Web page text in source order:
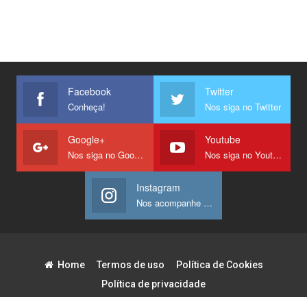
Facebook
Conheça!
Twitter
Nos siga no Twitter
Google+
Nos siga no Google +
Youtube
Nos siga no Youtube
Instagram
Nos acompanhe no Instagram
Home Termos de uso
Política de Cookies
Política de privacidade